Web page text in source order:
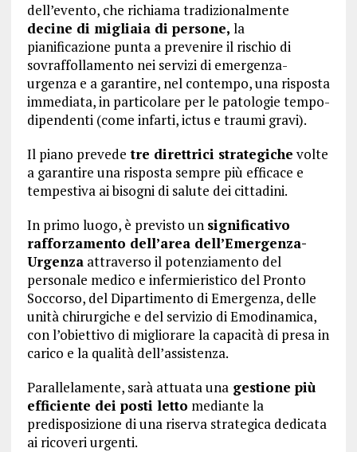
dell’evento, che richiama tradizionalmente
decine di migliaia di persone, la
pianificazione punta a prevenire il rischio di
sovraffollamento nei servizi di emergenza-
urgenza e a garantire, nel contempo, una risposta
immediata, in particolare per le patologie tempo-
dipendenti (come infarti, ictus e traumi gravi).
Il piano prevede tre direttrici strategiche volte
a garantire una risposta sempre più efficace e
tempestiva ai bisogni di salute dei cittadini.
In primo luogo, è previsto un significativo
rafforzamento dell’area dell’Emergenza-
Urgenzaattraverso il potenziamento del
personale medico e infermieristico del Pronto
Soccorso, del Dipartimento di Emergenza, delle
unità chirurgiche e del servizio di Emodinamica,
con l’obiettivo di migliorare la capacità di presa in
carico e la qualità dell’assistenza.
Parallelamente, sarà attuata unagestione più
efficiente dei posti letto mediante la
predisposizione di una riserva strategica dedicata
ai ricoveri urgenti.